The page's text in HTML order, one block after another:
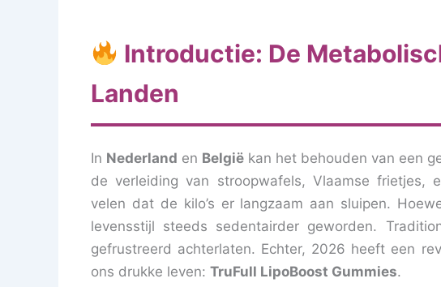
Introductie: De
Landen
In Nederland en België kan het behouden van een
de verleiding van stroopwafels, Vlaamse frietjes,
velen dat de kilo’s er langzaam aan sluipen.
levensstijl steeds sedentairder geworden.
gefrustreerd achterlaten. Echter, 2026 heeft een
ons drukke leven: TruFull LipoBoost Gummies.